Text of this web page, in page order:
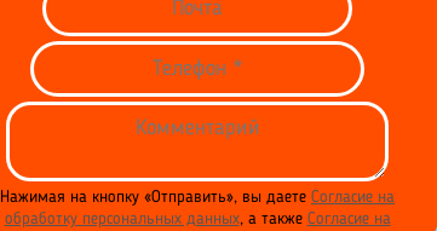
Нажимая на кнопку «Отправить», вы даете Согласие на
обработку персональных данных, а также Согласие на